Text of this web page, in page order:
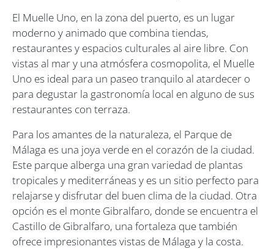
El Muelle Uno, en la zona del puerto, es un lugar
moderno y animado que combina tiendas,
restaurantes y espacios culturales al aire libre. Con
vistas al mar y una atmósfera cosmopolita, el Muelle
Uno es ideal para un paseo tranquilo al atardecer o
para degustar la gastronomía local en alguno de sus
restaurantes con terraza.
Para los amantes de la naturaleza, el Parque de
Málaga es una joya verde en el corazón de la ciudad.
Este parque alberga una gran variedad de plantas
tropicales y mediterráneas y es un sitio perfecto para
relajarse y disfrutar del buen clima de la ciudad. Otra
opción es el monte Gibralfaro, donde se encuentra el
Castillo de Gibralfaro, una fortaleza que también
ofrece impresionantes vistas de Málaga y la costa.